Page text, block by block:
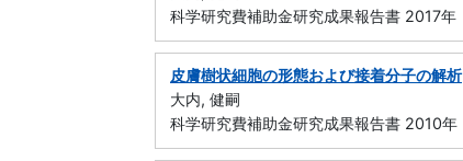
科学研究費補助金研究成果報告書 2017年
皮膚樹状細胞の形態および接着分子の解析
大内, 健嗣
科学研究費補助金研究成果報告書 2010年